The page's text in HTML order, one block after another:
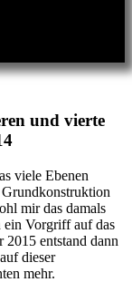
und vierte
viele Ebenen
mir das damals
ein Vorgriff auf das
2015 entstand dann
dieser
mehr.